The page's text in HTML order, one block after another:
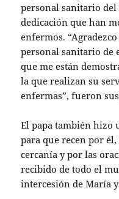
personal sanitario
dedicación que han
enfermos.
personal sanitario de
que me están
la que realizan su
enfermas”, fueron
El papa también hizo
para que recen por
cercanía y por las
recibido de todo el
intercesión de María